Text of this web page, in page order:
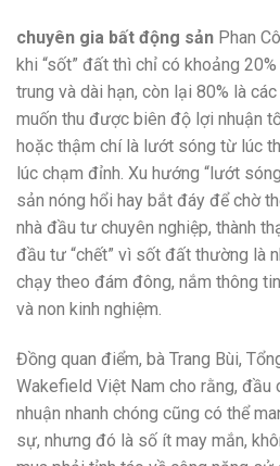
chuyên gia bất động sản Phan
khi “sốt” đất thì chỉ có khoảng
trung và dài hạn, còn lại 80% là
muốn thu được biên độ lợi nhuận
hoặc thậm chí là lướt sóng từ lúc
lúc chạm đỉnh. Xu hướng “lướt
sản nóng hổi hay bắt đáy để chờ
nhà đầu tư chuyên nghiệp, thành
đầu tư “chết” vì sốt đất thường là
chạy theo đám đông, nắm thông
và non kinh nghiệm.
Đồng quan điểm, bà Trang Bùi,
Wakefield Việt Nam cho rằng, đầu
nhuận nhanh chóng cũng có thể
sự, nhưng đó là số ít may mắn,